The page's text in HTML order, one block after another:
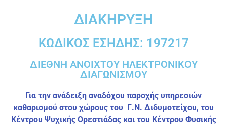
ΔΙΑΚΗΡΥΞΗ
ΚΩΔΙΚΟΣ ΕΣΗΔΗΣ: 197217
ΔΙΕΘΝΗ ΑΝΟΙΧΤΟΥ ΗΛΕΚΤΡΟΝΙΚΟΥ
ΔΙΑΓΩΝΙΣΜΟΥ
Για την ανάδειξη αναδόχου παροχής υπηρεσιών
καθαρισμού στου χώρους του Γ.Ν. Διδυμοτείχου, του
Κέντρου Ψυχικής Ορεστιάδας και του Κέντρου Φυσικής